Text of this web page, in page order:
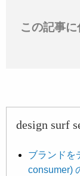
この記事
design surf
ブランドを
consumer)